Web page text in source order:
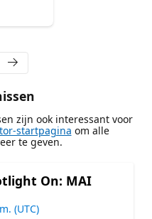
zijn ook interessant voor
startpagina om alle
te geven.
On: MAI
(UTC)